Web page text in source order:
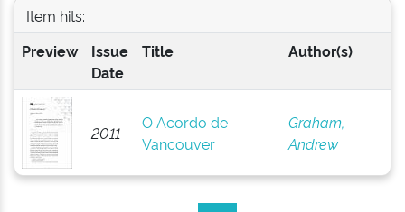
Item hits:
Preview
Issue
Date
Title Author(s)
2011
O Acordo de
Vancouver
Graham,
Andrew